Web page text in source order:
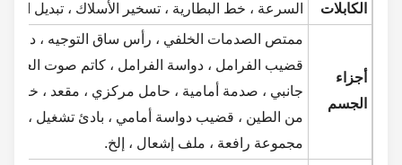
الكابلات
السرعة ، خط البطارية ، تسخير الأسلاك ، تبديل الفرامل
الجسم
ممتص الصدمات الخلفي ، رأس ساق التوجيه ، دواسة
قضيب الفرامل ، دواسة الفرامل ، كاتم صوت العادم ،
جانبي ، صدمة أمامية ، حامل مركزي ، مقعد ، خزان
من الطين ، قضيب دواسة أمامي ، بادئ تشغيل ، ذراع
مجموعة رافعة ، ملف إشعال ، إلخ.